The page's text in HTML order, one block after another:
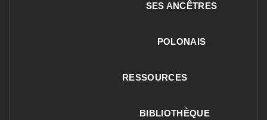
SES ANCÊTRES
POLONAIS
RESSOURCES
BIBLIOTHÈQUE